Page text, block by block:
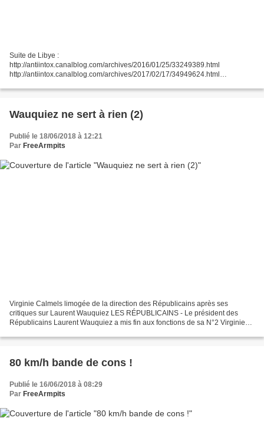
Suite de Libye :
http://antiintox.canalblog.com/archives/2016/01/25/33249389.html
http://antiintox.canalblog.com/archives/2017/02/17/34949624.html
forces de Haftar se lancent...
Wauquiez ne sert à rien (2)
Publié le 18/06/2018 à 12:21
Par FreeArmpits
Virginie Calmels limogée de la direction des Républicains après ses
critiques sur Laurent Wauquiez LES RÉPUBLICAINS - Le président des
Républicains Laurent Wauquiez a mis fin aux fonctions de sa N°2 Virginie
80 km/h bande de cons !
Publié le 16/06/2018 à 08:29
Par FreeArmpits